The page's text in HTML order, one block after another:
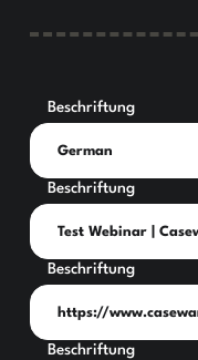
Beschriftung
Beschriftung
Beschriftung
Beschriftung